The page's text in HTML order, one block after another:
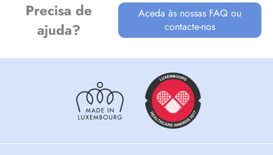
Precisa de
ajuda?
Aceda às nossas FAQ ou
contacte-nos